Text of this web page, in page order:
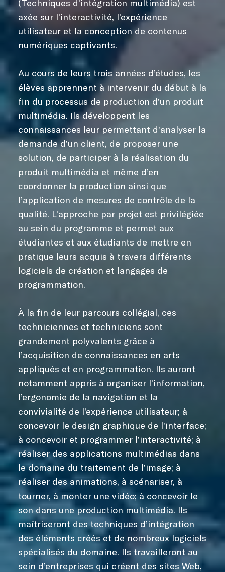
(Techniques d’intégration multimédia) est
axée sur l’interactivité, l’expérience
utilisateur et la conception de contenus
numériques captivants.
Au cours de leurs trois années d’études, les
élèves apprennent à intervenir du début à la
fin du processus de production d’un produit
multimédia. Ils développent les
connaissances leur permettant d’analyser la
demande d’un client, de proposer une
solution, de participer à la réalisation du
produit multimédia et même d’en
coordonner la production ainsi que
l’application de mesures de contrôle de la
qualité. L’approche par projet est privilégiée
au sein du programme et permet aux
étudiantes et aux étudiants de mettre en
pratique leurs acquis à travers différents
logiciels de création et langages de
programmation.
À la fin de leur parcours collégial, ces
techniciennes et techniciens sont
grandement polyvalents grâce à
l’acquisition de connaissances en arts
appliqués et en programmation. Ils auront
notamment appris à organiser l’information,
l’ergonomie de la navigation et la
convivialité de l’expérience utilisateur; à
concevoir le design graphique de l’interface;
à concevoir et programmer l’interactivité; à
réaliser des applications multimédias dans
le domaine du traitement de l’image; à
réaliser des animations, à scénariser, à
tourner, à monter une vidéo; à concevoir le
son dans une production multimédia. Ils
maîtriseront des techniques d’intégration
des éléments créés et de nombreux logiciels
spécialisés du domaine. Ils travailleront au
sein d’entreprises qui créent des sites Web,